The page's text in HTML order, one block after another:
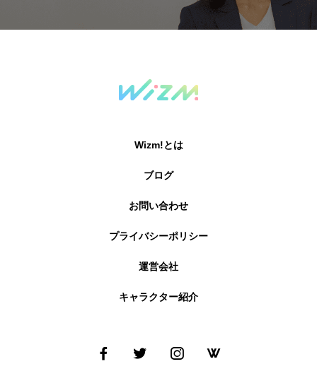
Wizm!とは
ブログ
お問い合わせ
プライバシーポリシー
運営会社
キャラクター紹介